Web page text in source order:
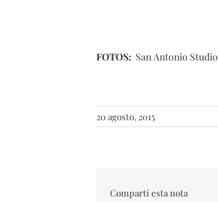
FOTOS: San Antonio Studio
20 agosto, 2015
Compartí esta nota